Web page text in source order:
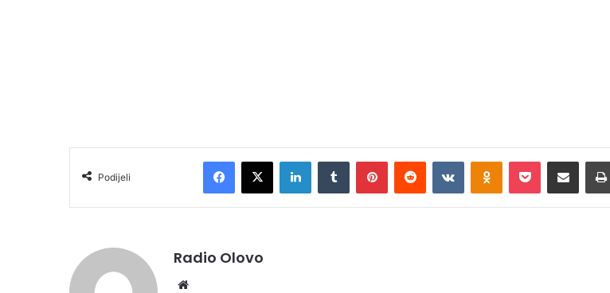
Podijeli
Facebook
X LinkedInTumblr PinterestReddit VKontakteOdnoklassniki
Pocket Podijeli putem Emaila
Radio Olovo